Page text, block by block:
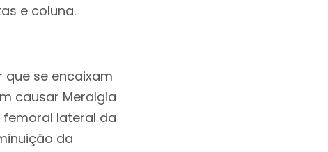
e coluna.
se encaixam
causar Meralgia
femoral lateral da
da